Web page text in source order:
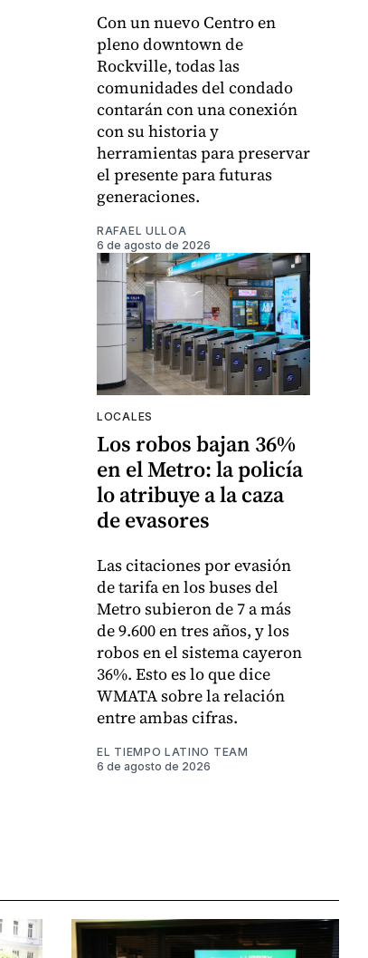
Con un nuevo Centro en
pleno downtown de
Rockville, todas las
comunidades del condado
contarán con una conexión
con su historia y
herramientas para preservar
el presente para futuras
generaciones.
RAFAEL ULLOA
6 de agosto de 2026
LOCALES
Los robos bajan 36%
en el Metro: la policía
lo atribuye a la caza
de evasores
Las citaciones por evasión
de tarifa en los buses del
Metro subieron de 7 a más
de 9.600 en tres años, y los
robos en el sistema cayeron
36%. Esto es lo que dice
WMATA sobre la relación
entre ambas cifras.
EL TIEMPO LATINO TEAM
6 de agosto de 2026